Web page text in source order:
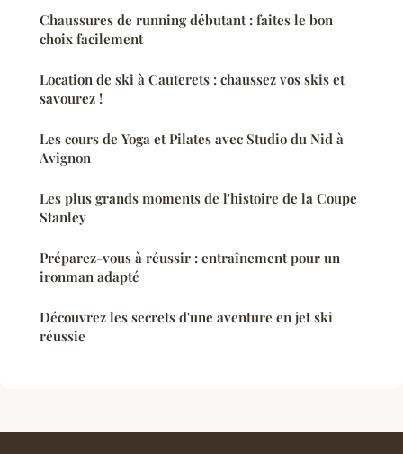
Chaussures de running débutant : faites le bon
choix facilement
Location de ski à Cauterets : chaussez vos skis et
savourez !
Les cours de Yoga et Pilates avec Studio du Nid à
Avignon
Les plus grands moments de l'histoire de la Coupe
Stanley
Préparez-vous à réussir : entraînement pour un
ironman adapté
Découvrez les secrets d'une aventure en jet ski
réussie